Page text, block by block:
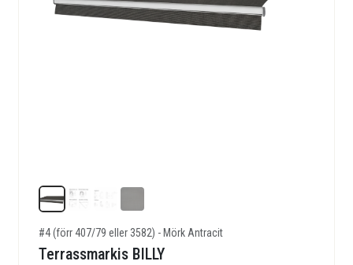
#4 (förr 407/79 eller 3582) - Mörk Antracit
Terrassmarkis BILLY